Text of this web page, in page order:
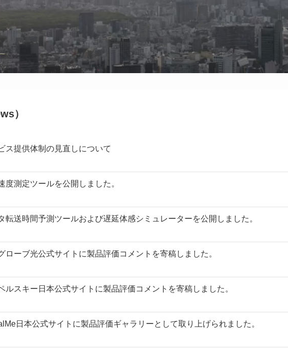
）
ス提供体制の見直しについて
度測定ツールを公開しました。
転送時間予測ツールおよび遅延体感シミュレーターを公開しました。
ローブ光公式サイトに製品評価コメントを寄稿しました。
ルスキー日本公式サイトに製品評価コメントを寄稿しました。
日本公式サイトに製品評価ギャラリーとして取り上げられました。